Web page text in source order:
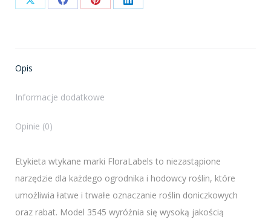
Share Share Share Share
Opis
Informacje dodatkowe
Opinie (0)
Etykieta wtykane marki FloraLabels to niezastąpione
narzędzie dla każdego ogrodnika i hodowcy roślin, które
umożliwia łatwe i trwałe oznaczanie roślin doniczkowych
oraz rabat. Model 3545 wyróżnia się wysoką jakością